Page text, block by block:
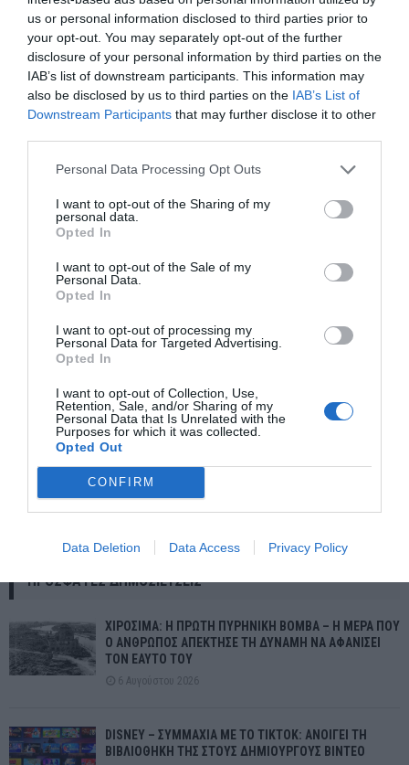
us or personal information disclosed to third parties prior to
your opt-out. You may separately opt-out of the further
disclosure of your personal information by third parties on the
IAB’s list of downstream participants. This information may
also be disclosed by us to third parties on the IAB’s List of
Downstream Participants that may further disclose it to other
Personal Data Processing Opt Outs
I want to opt-out of the Sharing of my
personal data.
Opted In
I want to opt-out of the Sale of my
Personal Data.
Opted In
I want to opt-out of processing my
Personal Data for Targeted Advertising.
Opted In
I want to opt-out of Collection, Use,
Retention, Sale, and/or Sharing of my
Personal Data that Is Unrelated with the
Purposes for which it was collected.
Opted Out
CONFIRM
Data Deletion Data Access Privacy Policy
4η Μαραθώνια Λαμπαδηδρομία για τη Δωρεά Οργάνων: Ποιοι
Αυτό θα είναι το smartphone της Tesla: Όλα όσα γνωρίζουμε για
το νέο κινητό που θα κυκλοφορίσει ο Έλον Μασκ
ΠΡΌΣΦΑΤΕΣ ΔΗΜΟΣΙΕΎΣΕΙΣ
ΧΙΡΟΣΙΜΑ: Η ΠΡΩΤΗ ΠΥΡΗΝΙΚΗ ΒΟΜΒΑ – Η ΜΕΡΑ ΠΟΥ
Ο ΑΝΘΡΩΠΟΣ ΑΠΕΚΤΗΣΕ ΤΗ ΔΥΝΑΜΗ ΝΑ ΑΦΑΝΙΣΕΙ
ΤΟΝ ΕΑΥΤΟ ΤΟΥ
6 Αυγούστου 2026
DISNEY – ΣΥΜΜΑΧΙΑ ΜΕ ΤΟ TIKTOK: ΑΝΟΙΓΕΙ ΤΗ
ΒΙΒΛΙΟΘΗΚΗ ΤΗΣ ΣΤΟΥΣ ΔΗΜΙΟΥΡΓΟΥΣ ΒΙΝΤΕΟ